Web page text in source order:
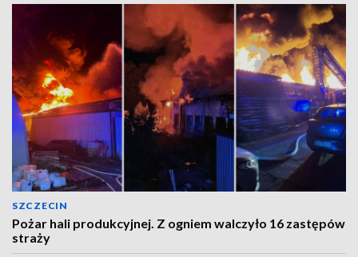
SZCZECIN
Pożar hali produkcyjnej. Z ogniem walczyło 16 zastępów
straży